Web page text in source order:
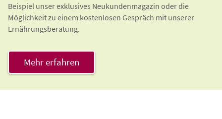
Beispiel unser exklusives Neukundenmagazin oder die
Möglichkeit zu einem kostenlosen Gespräch mit unserer
Ernährungsberatung.
Mehr erfahren